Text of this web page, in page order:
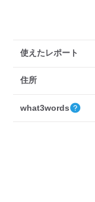
使えたレポート
住所
what3words